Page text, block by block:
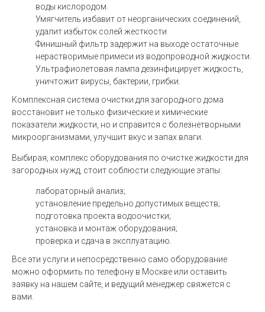
воды кислородом.
Умягчитель избавит от неорганических соединений,
удалит избыток солей жесткости
Финишный фильтр задержит на выходе остаточные
нерастворимые примеси из водопроводной жидкости.
Ультрафиолетовая лампа дезинфицирует жидкость,
уничтожит вирусы, бактерии, грибки.
Комплексная система очистки для загородного дома
восстановит не только физические и химические
показатели жидкости, но и справится с болезнетворными
микроорганизмами, улучшит вкус и запах влаги.
Выбирая, комплекс оборудования по очистке жидкости для
загородных нужд, стоит соблюсти следующие этапы:
лабораторный анализ;
установление предельно допустимых веществ;
подготовка проекта водоочистки;
установка и монтаж оборудования;
проверка и сдача в эксплуатацию.
Все эти услуги и непосредственно само оборудование
можно оформить по телефону в Москве или оставить
заявку на нашем сайте, и ведущий менеджер свяжется с
вами.